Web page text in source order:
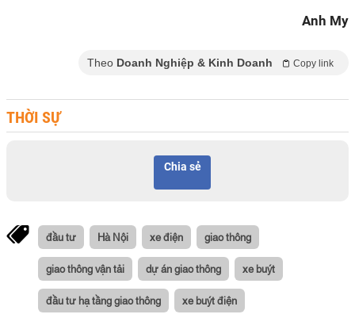
Anh My
Theo Doanh Nghiệp & Kinh Doanh Copy link
THỜI SỰ
Chia sẻ
đầu tư Hà Nội xe điện giao thông
giao thông vận tải dự án giao thông xe buýt
đầu tư hạ tầng giao thông xe buýt điện